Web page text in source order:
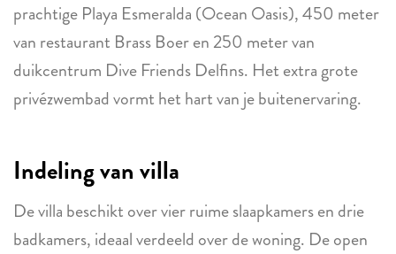
prachtige Playa Esmeralda (Ocean Oasis), 450 meter
van restaurant Brass Boer en 250 meter van
duikcentrum Dive Friends Delfins. Het extra grote
privézwembad vormt het hart van je buitenervaring.
Indeling van villa
De villa beschikt over vier ruime slaapkamers en drie
badkamers, ideaal verdeeld over de woning. De open